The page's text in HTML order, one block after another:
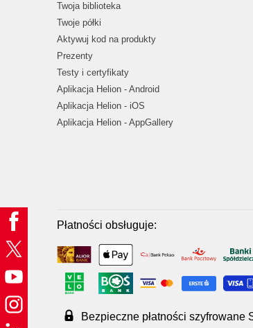
Twoja biblioteka
Twoje półki
Aktywuj kod na produkty
Prezenty
Testy i certyfikaty
Aplikacja Helion - Android
Aplikacja Helion - iOS
Aplikacja Helion - AppGallery
Płatności obsługuje:
Bezpieczne płatności szyfrowane